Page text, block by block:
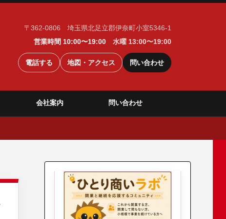
〒362-0806 埼玉県北足立郡伊奈町小室5346-1
営業時間 10:00〜19:00 水曜 13:00〜19:00
電話する 地図・アクセス 問い合わせ
会社案内 問い合わせ